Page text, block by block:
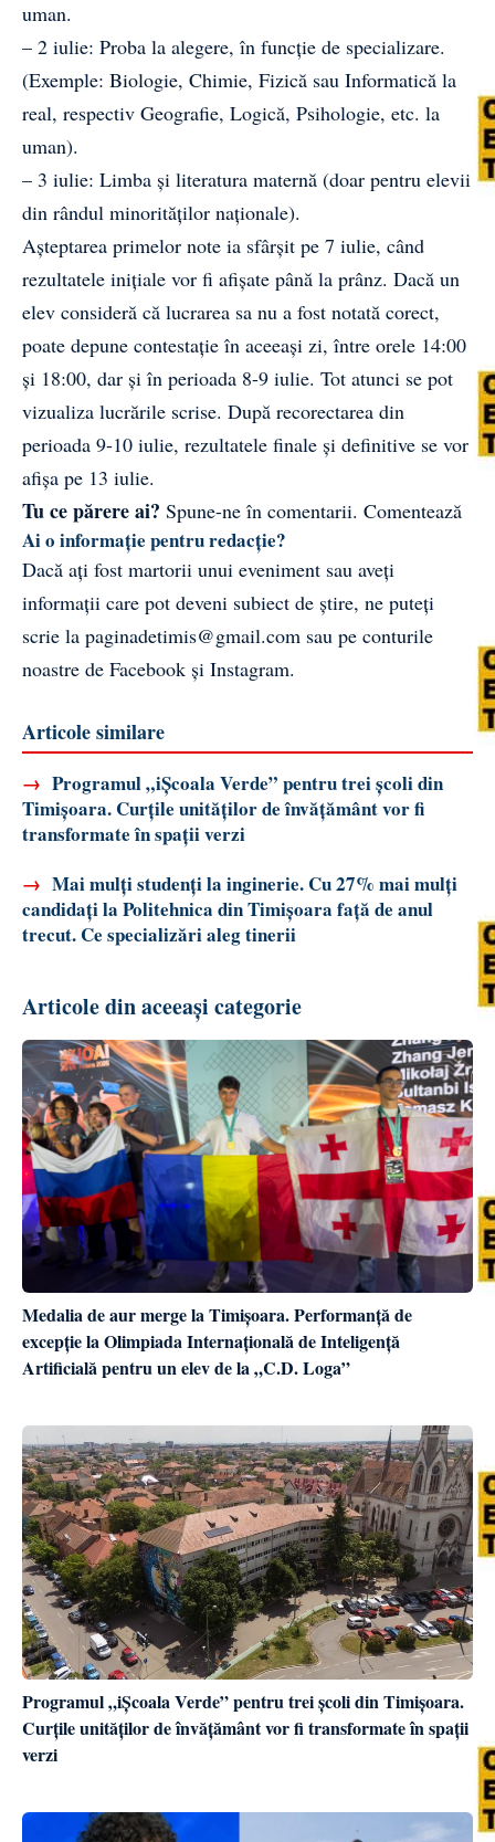
uman.
– 2 iulie: Proba la alegere, în funcție de specializare.
(Exemple: Biologie, Chimie, Fizică sau Informatică la
real, respectiv Geografie, Logică, Psihologie, etc. la
uman).
– 3 iulie: Limba și literatura maternă (doar pentru elevii
din rândul minorităților naționale).
Așteptarea primelor note ia sfârșit pe 7 iulie, când
rezultatele inițiale vor fi afișate până la prânz. Dacă un
elev consideră că lucrarea sa nu a fost notată corect,
poate depune contestație în aceeași zi, între orele 14:00
și 18:00, dar și în perioada 8-9 iulie. Tot atunci se pot
vizualiza lucrările scrise. După recorectarea din
perioada 9-10 iulie, rezultatele finale și definitive se vor
afișa pe 13 iulie.
Tu ce părere ai? Spune-ne în comentarii. Comentează
Ai o informație pentru redacție?
Dacă ați fost martorii unui eveniment sau aveți
informații care pot deveni subiect de știre, ne puteți
scrie la paginadetimis@gmail.com sau pe conturile
noastre de Facebook și Instagram.
Articole similare
→ Programul „iȘcoala Verde” pentru trei școli din
Timișoara. Curțile unităților de învățământ vor fi
transformate în spații verzi
→ Mai mulți studenți la inginerie. Cu 27% mai mulți
candidați la Politehnica din Timișoara față de anul
trecut. Ce specializări aleg tinerii
Articole din aceeași categorie
Medalia de aur merge la Timișoara. Performanță de
excepție la Olimpiada Internațională de Inteligență
Artificială pentru un elev de la „C.D. Loga”
Programul „iȘcoala Verde” pentru trei școli din Timișoara.
Curțile unităților de învățământ vor fi transformate în spații
verzi